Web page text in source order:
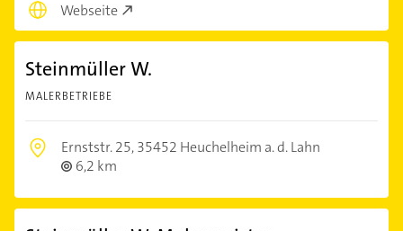
Webseite
Steinmüller W.
MALERBETRIEBE
Ernststr. 25,35452 Heuchelheim a. d. Lahn
6,2 km